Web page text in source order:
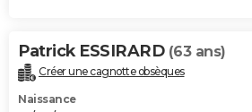
Patrick ESSIRARD (63 ans)
Créer une cagnotte obsèques
Naissance